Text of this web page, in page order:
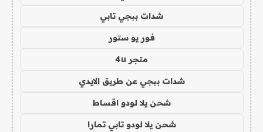
شدات ببجي تابي
فور يو ستور
متجر 4u
شدات ببجي عن طريق الايدي
شحن يلا لودو اقساط
شحن يلا لودو تابي تمارا